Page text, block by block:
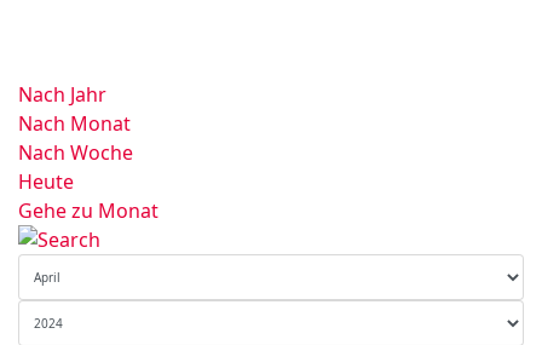
Nach Jahr
Nach Monat
Nach Woche
Heute
Gehe zu Monat